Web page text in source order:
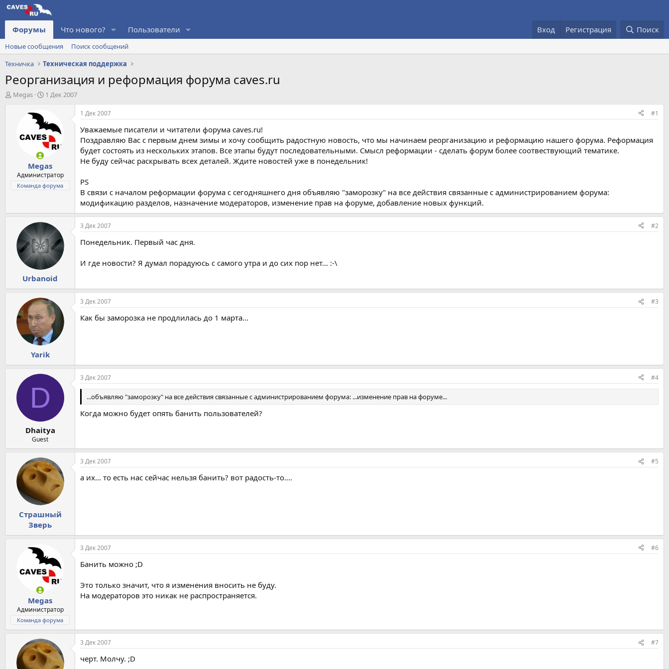
Форумы Что нового? Пользователи Вход Регистрация Поиск
Новые сообщения
Поиск сообщений
Техничка
Техническая поддержка
Реорганизация и реформация форума caves.ru
А
Megas
Д
а
н
а
ч
л
а
1 Дек 2007
Megas
Администратор
Команда форума
1 Дек 2007 #1
Уважаемые писатели и читатели форума caves.ru!
Поздравляю Вас с первым днем зимы и хочу сообщить радостную новость, что мы начинаем реорганизацию и реформацию нашего форума. Реформация
будет состоять из нескольких этапов. Все этапы будут последовательными. Смысл реформации - сделать форум более соотвествующий тематике.
Не буду сейчас раскрывать всех деталей. Ждите новостей уже в понедельник!
PS
В связи с началом реформации форума с сегодняшнего дня объявляю "заморозку" на все действия связанные с администрированием форума:
модификацию разделов, назначение модераторов, изменение прав на форуме, добавление новых функций.
Urbanoid
3 Дек 2007 #2
Понедельник. Первый час дня.
И где новости? Я думал порадуюсь с самого утра и до сих пор нет... :-\
Yarik
3 Дек 2007 #3
Как бы заморозка не продлилась до 1 марта...
D
Dhaitya
Guest
3 Дек 2007 #4
...объявляю "заморозку" на все действия связанные с администрированием форума: ...изменение прав на форуме...
Когда можно будет опять банить пользователей?
Страшный
Зверь
3 Дек 2007 #5
а их... то есть нас сейчас нельзя банить? вот радость-то....
Megas
Администратор
Команда форума
3 Дек 2007 #6
Банить можно ;D
Это только значит, что я изменения вносить не буду.
На модераторов это никак не распространяется.
3 Дек 2007 #7
черт. Молчу. ;D